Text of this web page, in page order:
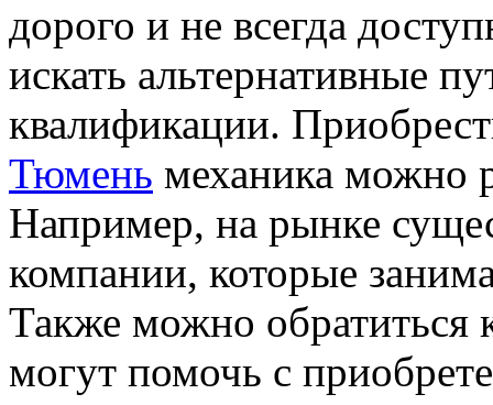
дорого и не всегда
искать альтернативные
квалификации.
Тюмень механика можно
Например, на рынке
компании, которые
Также можно обратиться
могут помочь с